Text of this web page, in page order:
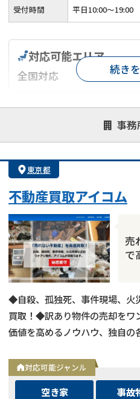
受付時間 平日10:00～19:00
事務
対応可能エリア
全国対応
対応が親身 オンライ
1億円以上
続き
東京都
不動産買取アイコム
売
で
◆自殺、孤独死、事件現場、火
買取！◆訳あり物件の売却を
価値を高めるノウハウ、独自
対応可能ジャンル
空き家 事故